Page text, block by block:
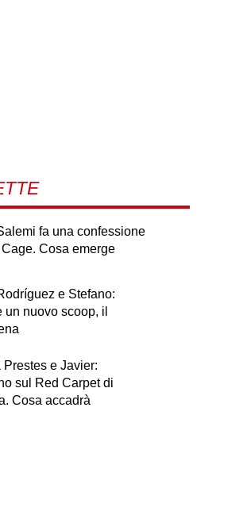
fa una confessione
Cosa emerge
e Stefano:
un nuovo scoop, il
Prestes e Javier:
sul Red Carpet di
Cosa accadrà